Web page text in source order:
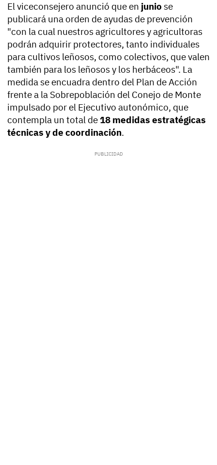
El viceconsejero anunció que en junio se
publicará una orden de ayudas de prevención
"con la cual nuestros agricultores y agricultoras
podrán adquirir protectores, tanto individuales
para cultivos leñosos, como colectivos, que valen
también para los leñosos y los herbáceos". La
medida se encuadra dentro del Plan de Acción
frente a la Sobrepoblación del Conejo de Monte
impulsado por el Ejecutivo autonómico, que
contempla un total de 18 medidas estratégicas
técnicas y de coordinación.